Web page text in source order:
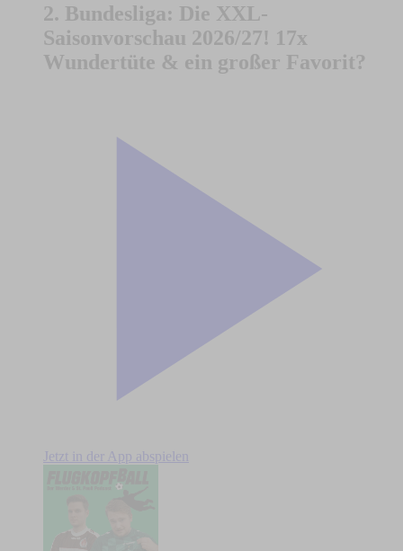
2. Bundesliga: Die XXL-
Saisonvorschau 2026/27! 17x
Wundertüte & ein großer Favorit?
Jetzt in der App abspielen